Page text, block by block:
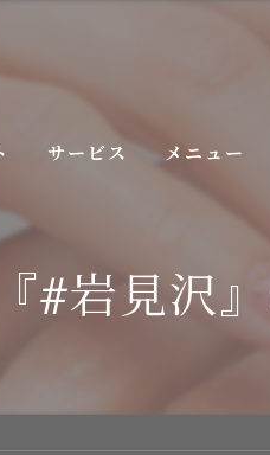
サービス メニュー
#岩見沢